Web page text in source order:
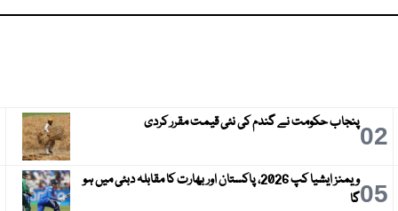
02پنجاب حکومت نے گندم کی نئی قیمت مقرر کردی
05
ویمنز ایشیا کپ 2026، پاکستان اور بھارت کا مقابلہ دبئی میں ہو
گا